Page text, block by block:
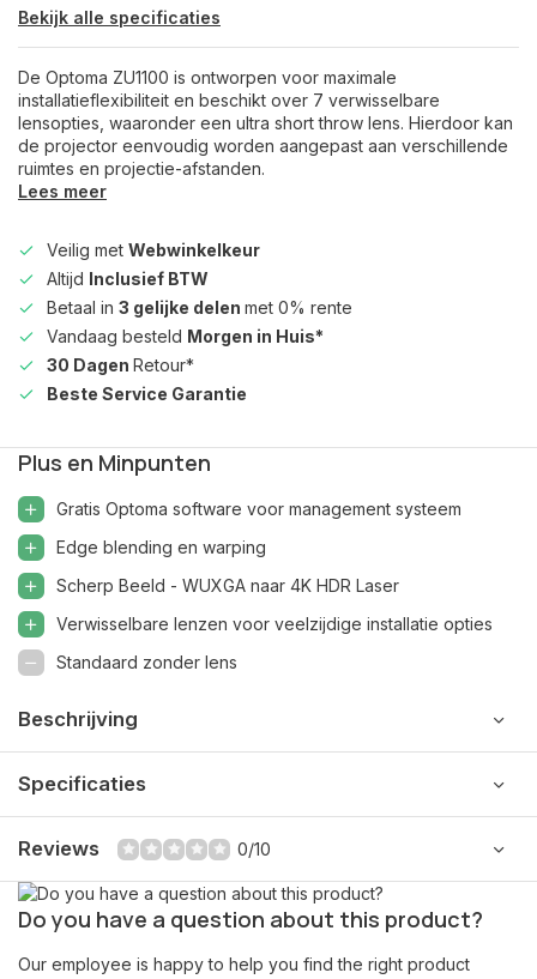
Bekijk alle specificaties
De Optoma ZU1100 is ontworpen voor maximale
installatieflexibiliteit en beschikt over 7 verwisselbare
lensopties, waaronder een ultra short throw lens. Hierdoor kan
de projector eenvoudig worden aangepast aan verschillende
ruimtes en projectie-afstanden.
Lees meer
Veilig met Webwinkelkeur
Altijd Inclusief BTW
Betaal in 3 gelijke delen met 0% rente
Vandaag besteld Morgen in Huis*
30 Dagen Retour*
Beste Service Garantie
Plus en Minpunten
Gratis Optoma software voor management systeem
Edge blending en warping
Scherp Beeld - WUXGA naar 4K HDR Laser
Verwisselbare lenzen voor veelzijdige installatie opties
Standaard zonder lens
Beschrijving
Specificaties
Reviews 0/10
Do you have a question about this product?
Our employee is happy to help you find the right product